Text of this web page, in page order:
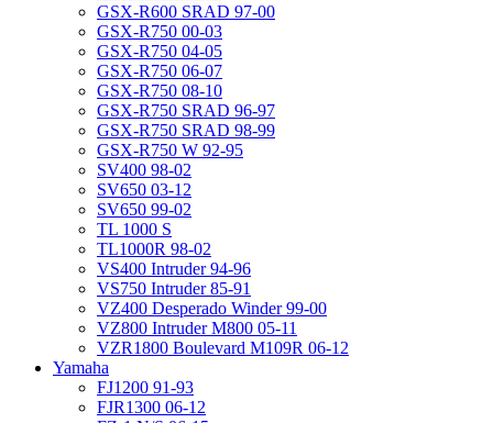
GSX-R600 SRAD 97-00
GSX-R750 00-03
GSX-R750 04-05
GSX-R750 06-07
GSX-R750 08-10
GSX-R750 SRAD 96-97
GSX-R750 SRAD 98-99
GSX-R750 W 92-95
SV400 98-02
SV650 03-12
SV650 99-02
TL 1000 S
TL1000R 98-02
VS400 Intruder 94-96
VS750 Intruder 85-91
VZ400 Desperado Winder 99-00
VZ800 Intruder M800 05-11
VZR1800 Boulevard M109R 06-12
Yamaha
FJ1200 91-93
FJR1300 06-12